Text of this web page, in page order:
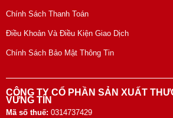
Chính Sách Thanh Toán
Điều Khoản Và Điều Kiện Giao Dịch
Chính Sách Bảo Mật Thông Tin
CÔNG TY CỔ PHẦN SẢN XUẤT
VỮNG TÍN
Mã số thuế: 0314737429